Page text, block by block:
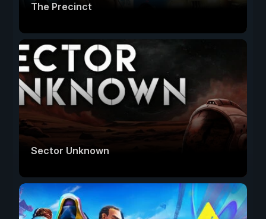
The Precinct
Sector Unknown